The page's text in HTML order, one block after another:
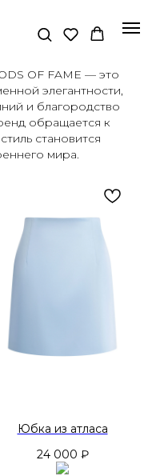
OF FAME — это
элегантности,
и благородство
обращается к
становится
мира.
Юбка из атласа
24 000 ₽